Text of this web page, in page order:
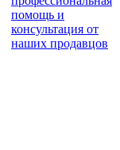
помощь и
консультация от
наших продавцов